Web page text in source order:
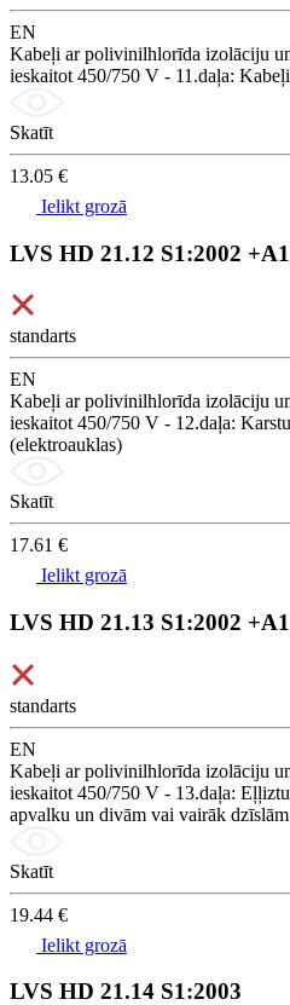
EN
Kabeļi ar polivinilhlorīda izolāciju
ieskaitot 450/750 V - 11.daļa:
Skatīt
13.05 €
Ielikt grozā
LVS HD 21.12 S1:2002 +A1
standarts
EN
Kabeļi ar polivinilhlorīda izolāciju
ieskaitot 450/750 V - 12.daļa:
(elektroauklas)
Skatīt
17.61 €
Ielikt grozā
LVS HD 21.13 S1:2002 +A1
standarts
EN
Kabeļi ar polivinilhlorīda izolāciju
ieskaitot 450/750 V - 13.daļa:
apvalku un divām vai vairāk dzīslām
Skatīt
19.44 €
Ielikt grozā
LVS HD 21.14 S1:2003